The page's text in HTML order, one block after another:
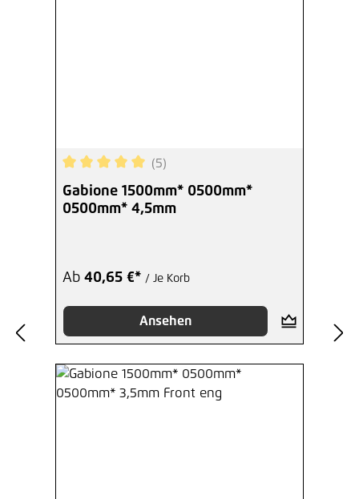
Durchschnittliche Bewertung von 5 von 5
(5)
Gabione 1500mm* 0500mm*
0500mm* 4,5mm
Ab 40,65 €* / Je Korb
Ansehen